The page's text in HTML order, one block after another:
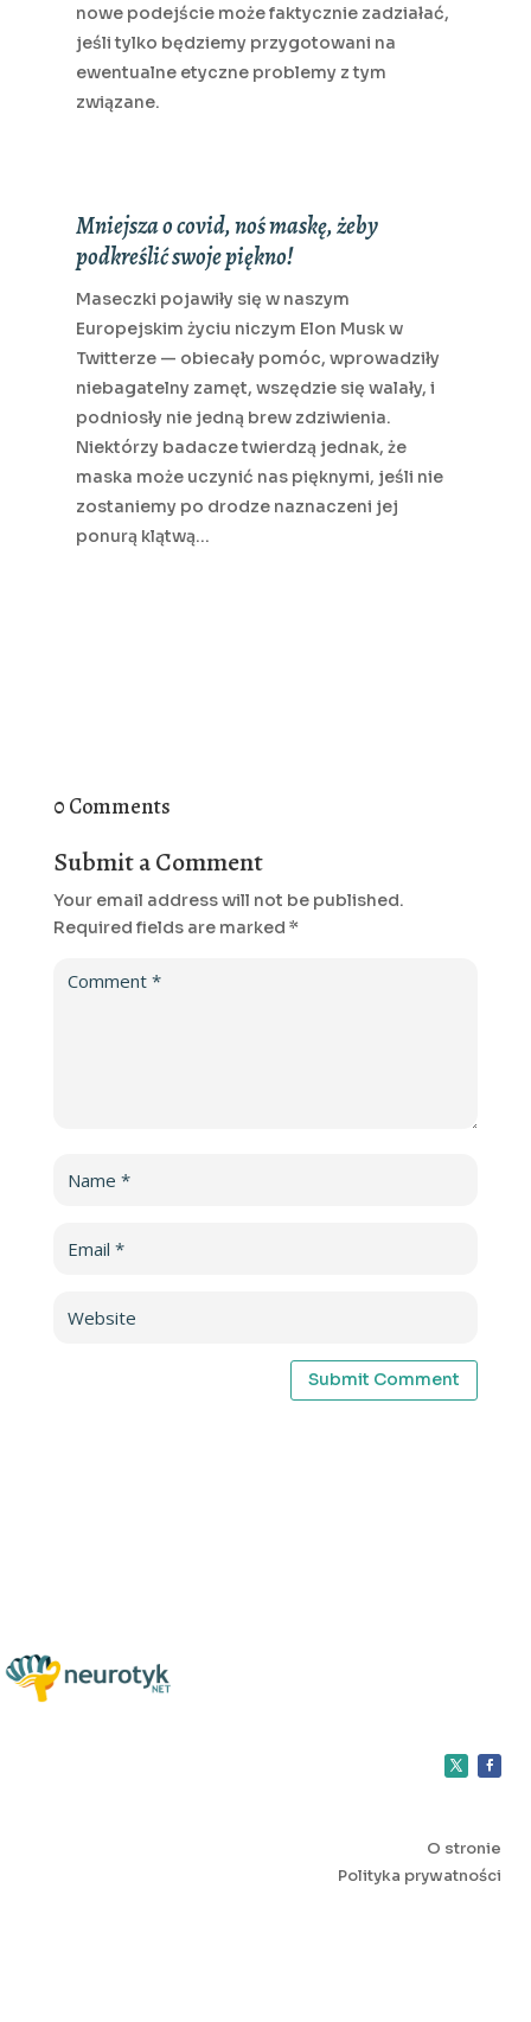
nowe podejście może faktycznie zadziałać,
jeśli tylko będziemy przygotowani na
ewentualne etyczne problemy z tym
związane.
Mniejsza o covid, noś maskę, żeby
podkreślić swoje piękno!
Maseczki pojawiły się w naszym
Europejskim życiu niczym Elon Musk w
Twitterze — obiecały pomóc, wprowadziły
niebagatelny zamęt, wszędzie się walały, i
podniosły nie jedną brew zdziwienia.
Niektórzy badacze twierdzą jednak, że
maska może uczynić nas pięknymi, jeśli nie
zostaniemy po drodze naznaczeni jej
ponurą klątwą…
0 Comments
Submit a Comment
Your email address will not be published.
Required fields are marked *
Submit Comment
O stronie
Polityka prywatności